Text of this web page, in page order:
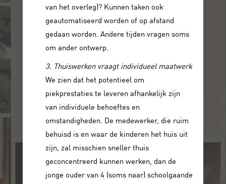
van het overleg)? Kunnen taken ook
geautomatiseerd worden of op afstand
gedaan worden. Andere tijden vragen soms
om ander ontwerp.
3. Thuiswerken vraagt individueel maatwerk
We zien dat het potentieel om
piekprestaties te leveren afhankelijk zijn
van individuele behoeftes en
omstandigheden. De medewerker, die ruim
behuisd is en waar de kinderen het huis uit
zijn, zal misschien sneller thuis
geconcentreerd kunnen werken, dan de
jonge ouder van 4 (soms naar) schoolgaande